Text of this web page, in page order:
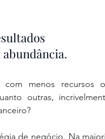
.
menos recursos
outras,
de negócio. Na